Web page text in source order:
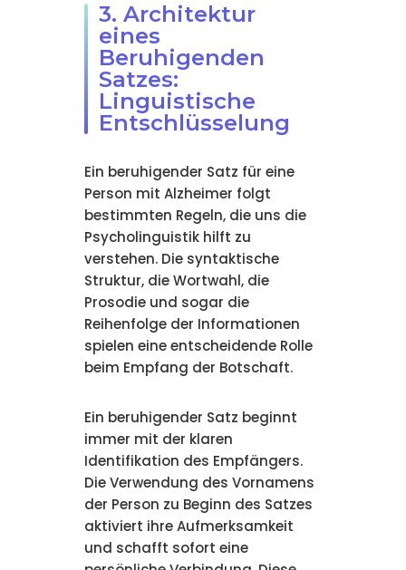
3. Architektur
eines
Beruhigenden
Satzes:
Linguistische
Entschlüsselung
Ein beruhigender Satz für eine
Person mit Alzheimer folgt
bestimmten Regeln, die uns die
Psycholinguistik hilft zu
verstehen. Die syntaktische
Struktur, die Wortwahl, die
Prosodie und sogar die
Reihenfolge der Informationen
spielen eine entscheidende Rolle
beim Empfang der Botschaft.
Ein beruhigender Satz beginnt
immer mit der klaren
Identifikation des Empfängers.
Die Verwendung des Vornamens
der Person zu Beginn des Satzes
aktiviert ihre Aufmerksamkeit
und schafft sofort eine